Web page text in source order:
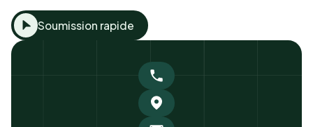
Soumission rapide